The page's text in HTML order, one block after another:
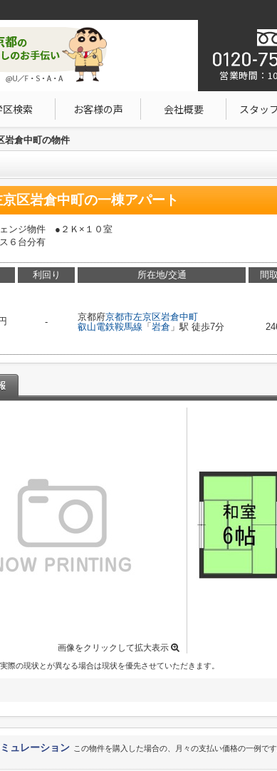
営業時間：
区検索 お客様の声 会社概要 スタッ
岩倉中町の物件
区岩倉中町の一棟アパート
ンジ物件 ●２Ｋ×１０室
６台分有
利回り
-
所在地/交通
京都府京都市左京区岩倉中町
叡山電鉄鞍馬線 「 岩倉 」駅 徒歩7分
間
画像をクリックして拡大表示
際の現状とが異なる場合は現状を優先させていただきます。
ュレーション この物件を購入した場合の、月々の支払い価格の一例で